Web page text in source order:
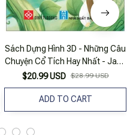
Sách Dựng Hình 3D - Những Câu
Chuyện Cổ Tích Hay Nhất - Jack
Và Cây Đậu Thần - Bìa Cứng
$20.99 USD $28.99 USD
ADD TO CART